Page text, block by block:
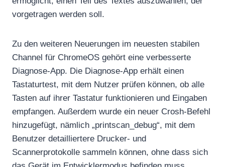
vorgetragen werden soll.
Zu den weiteren Neuerungen im neuesten stabilen
Channel für ChromeOS gehört eine verbesserte
Diagnose-App. Die Diagnose-App erhält einen
Tastaturtest, mit dem Nutzer prüfen können, ob alle
Tasten auf ihrer Tastatur funktionieren und Eingaben
empfangen. Außerdem wurde ein neuer Crosh-Befehl
hinzugefügt, nämlich „printscan_debug“, mit dem
Benutzer detailliertere Drucker- und
Scannerprotokolle sammeln können, ohne dass sich